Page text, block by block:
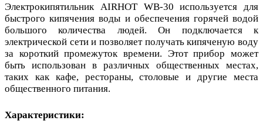
Электрокипятильник AIRHOT WB-30 используется для
быстрого кипячения воды и обеспечения горячей водой
большого количества людей. Он подключается к
электрической сети и позволяет получать кипяченую воду
за короткий промежуток времени. Этот прибор может
быть использован в различных общественных местах,
таких как кафе, рестораны, столовые и другие места
общественного питания.
Характеристики: